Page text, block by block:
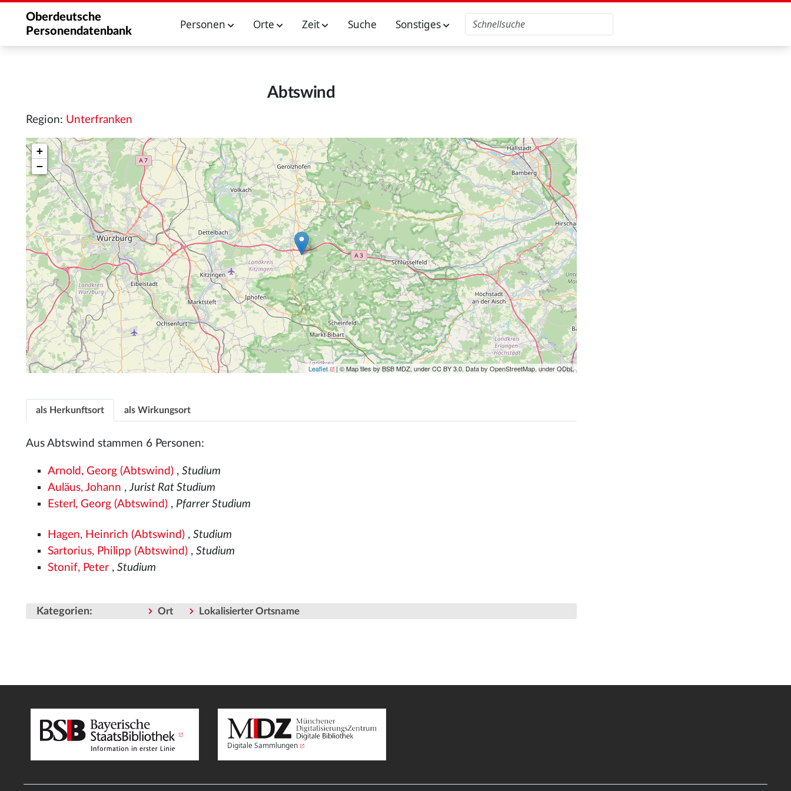
Oberdeutsche
Personendatenbank
Personen Orte Zeit Suche Sonstiges
Abtswind
Region: Unterfranken
+
−
Leaflet | © Map tiles by BSB MDZ, under CC BY 3.0. Data by OpenStreetMap, under ODbL
als Herkunftsort als Wirkungsort
Aus Abtswind stammen 6 Personen:
Arnold, Georg (Abtswind) ,Studium
Auläus, Johann ,Jurist Rat Studium
Esterl, Georg (Abtswind) , Pfarrer Studium
Hagen, Heinrich (Abtswind) ,Studium
Sartorius, Philipp (Abtswind) ,Studium
Stonif, Peter ,Studium
Kategorien: Ort Lokalisierter Ortsname
Digitale Sammlungen